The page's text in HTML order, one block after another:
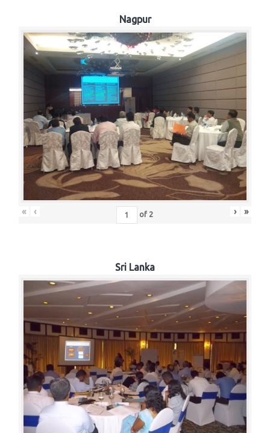
Nagpur
« ‹ of 2 › »
Sri Lanka